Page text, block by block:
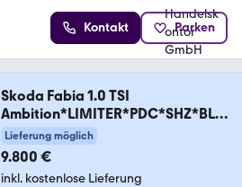
Kontakt Parken
Skoda Fabia 1.0 TSI
Ambition*LIMITER*PDC*SHZ*BLU
ETOOTH
Lieferung möglich
9.800 €
inkl. kostenlose Lieferung